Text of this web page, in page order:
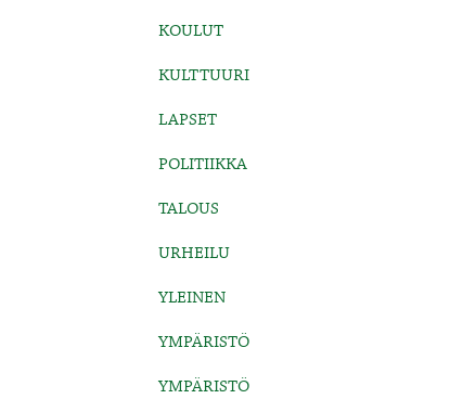
KOULUT
KULTTUURI
LAPSET
POLITIIKKA
TALOUS
URHEILU
YLEINEN
YMPÄRISTÖ
YMPÄRISTÖ